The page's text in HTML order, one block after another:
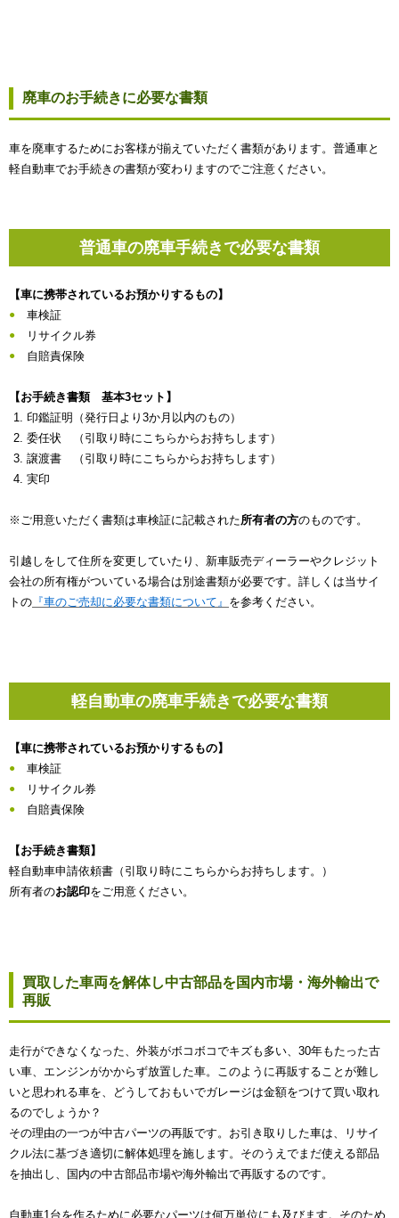
廃車のお手続きに必要な書類
車を廃車するためにお客様が揃えていただく書類があります。普通車と
軽自動車でお手続きの書類が変わりますのでご注意ください。
普通車の廃車手続きで必要な書類
【車に携帯されているお預かりするもの】
車検証
リサイクル券
自賠責保険
【お手続き書類 基本3セット】
印鑑証明（発行日より3か月以内のもの）
委任状 （引取り時にこちらからお持ちします）
譲渡書 （引取り時にこちらからお持ちします）
実印
※ご用意いただく書類は車検証に記載された所有者の方のものです。
引越しをして住所を変更していたり、新車販売ディーラーやクレジット
会社の所有権がついている場合は別途書類が必要です。詳しくは当サイ
トの 『車のご売却に必要な書類について』 を参考ください。
軽自動車の廃車手続きで必要な書類
【車に携帯されているお預かりするもの】
車検証
リサイクル券
自賠責保険
【お手続き書類】
軽自動車申請依頼書（引取り時にこちらからお持ちします。）
所有者のお認印をご用意ください。
買取した車両を解体し中古部品を国内市場・海外輸出で
再販
走行ができなくなった、外装がボコボコでキズも多い、30年もたった古
い車、エンジンがかからず放置した車。このように再販することが難し
いと思われる車を、どうしておもいでガレージは金額をつけて買い取れ
るのでしょうか？
その理由の一つが中古パーツの再販です。お引き取りした車は、リサイ
クル法に基づき適切に解体処理を施します。そのうえでまだ使える部品
を抽出し、国内の中古部品市場や海外輸出で再販するのです。
自動車1台を作るために必要なパーツは何万単位にも及びます。そのため